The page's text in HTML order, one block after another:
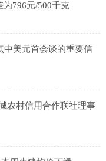
796元/500千克
中美元首会谈的重要信
农村信用合作联社理事